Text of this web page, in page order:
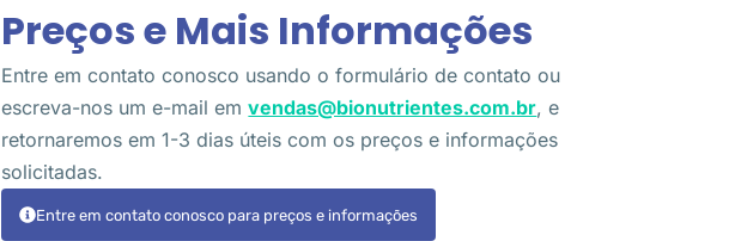
Preços e Mais Informações
Entre em contato conosco usando o formulário de contato ou
escreva-nos um e-mail emvendas@bionutrientes.com.br, e
retornaremos em 1-3 dias úteis com os preços e informações
solicitadas.
Entre em contato conosco para preços e informações